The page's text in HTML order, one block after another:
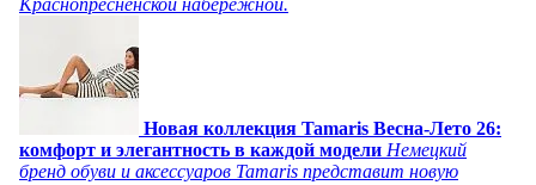
Новая коллекция Tamaris Весна-Лето 26:
комфорт и элегантность в каждой модели Немецкий
бренд обуви и аксессуаров Tamaris представит новую